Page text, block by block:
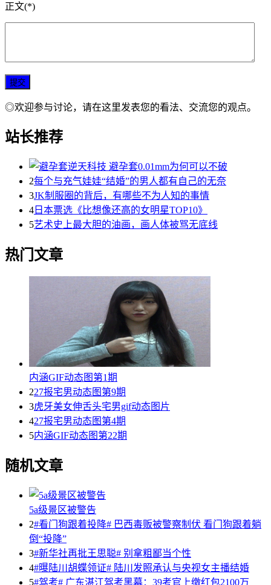
正文(*)
◎欢迎参与讨论，请在这里发表您的看法、交流您的观点。
站长推荐
2每个与充气娃娃“结婚”的男人都有自己的无奈
3JK制服圈的背后，有哪些不为人知的事情
4 日本票选《比想像还高的女明星TOP10》
5艺术史上最大胆的油画，画人体被骂无底线
热门文章
内涵GIF动态图第1期
227报宅男动态图第9期
3虎牙美女伸舌头宅男gif动态图片
427报宅男动态图第4期
5内涵GIF动态图第22期
随机文章
5a级景区被警告
2#看门狗跟着投降# 巴西毒贩被警察制伏 看门狗跟着躺
倒“投降”
3#新华社再批王思聪# 别拿粗鄙当个性
4#曝陆川胡蝶领证# 陆川发照承认与央视女主播结婚
5#驾考# 广东湛江驾考黑幕：39考官上缴红包2100万